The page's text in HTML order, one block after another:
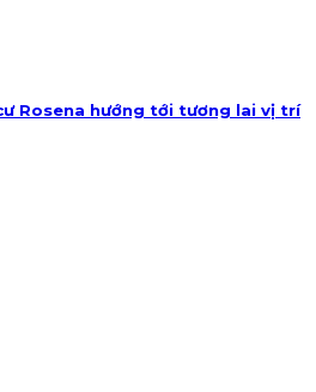
Rosena hướng tới tương lai vị trí